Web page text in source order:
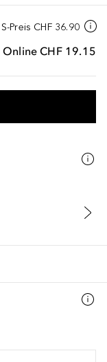
S-Preis CHF 36.90
Online CHF 19.15